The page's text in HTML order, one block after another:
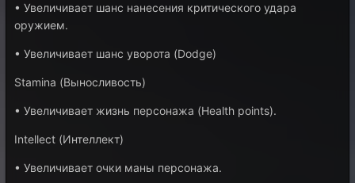
• Увеличивает шанс нанесения критического удара
оружием.
• Увеличивает шанс уворота (Dodge)
Stamina (Выносливость)
• Увеличивает жизнь персонажа (Health points).
Intellect (Интеллект)
• Увеличивает очки маны персонажа.